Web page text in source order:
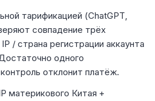
тарификацией (ChatGPT,
совпадение трёх
/ страна регистрации аккаунта
одного
отклонит платёж.
материкового Китая +